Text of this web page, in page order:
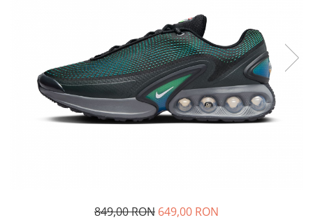
Geci si veste copii
Pantaloni scurti Copii
Accesorii
Ingrijire incaltaminte
849,00 RON 649,00 RON